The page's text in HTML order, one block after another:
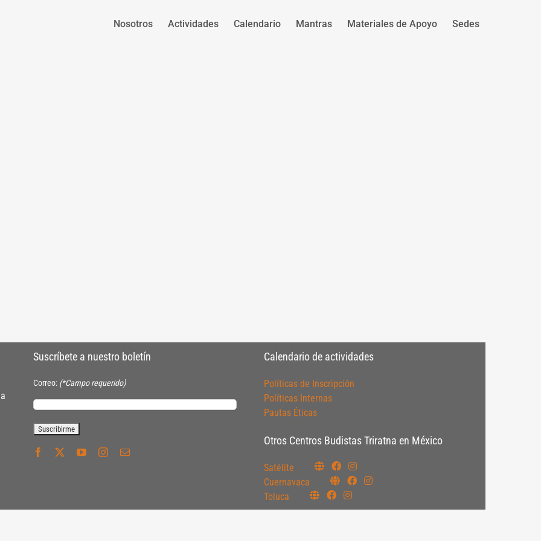
Nosotros Actividades Calendario Mantras Materiales de Apoyo Sedes
Suscríbete a nuestro boletín
Correo: (*Campo requerido)
Calendario de actividades
Políticas de Inscripción
Políticas Internas
Pautas Éticas
Otros Centros Budistas Triratna en México
Satélite
Cuernavaca
Toluca